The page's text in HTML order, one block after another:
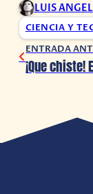
LUIS
CIENCIA Y
ENTRADA